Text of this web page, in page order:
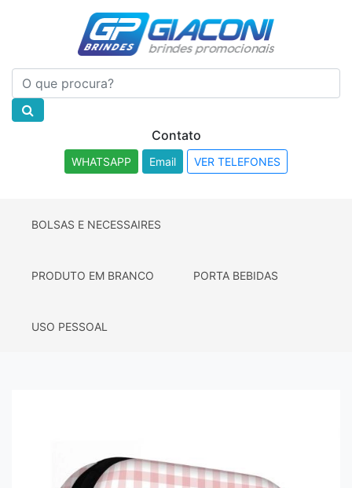
Contato
WHATSAPP Email VER TELEFONES
BOLSAS E NECESSAIRES
PRODUTO EM BRANCO PORTA BEBIDAS
USO PESSOAL